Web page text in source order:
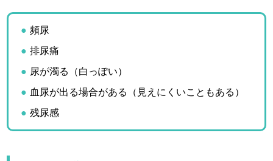
頻尿
排尿痛
尿が濁る（白っぽい）
血尿が出る場合がある（見えにくいこともある）
残尿感